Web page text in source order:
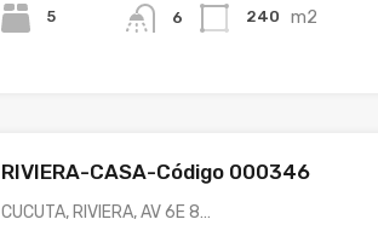
5 6 240 m2
RIVIERA-CASA-Código 000346
CUCUTA, RIVIERA, AV 6E 8…